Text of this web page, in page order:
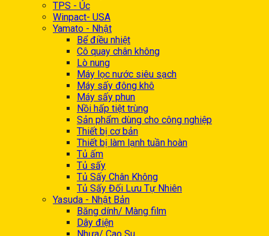
TPS - Úc
Winpact- USA
Yamato - Nhật
Bể điều nhiệt
Cô quay chân không
Lò nung
Máy lọc nước siêu sạch
Máy sấy đông khô
Máy sấy phun
Nồi hấp tiệt trùng
Sản phẩm dùng cho công nghiệp
Thiết bị cơ bản
Thiết bị làm lạnh tuần hoàn
Tủ ấm
Tủ sấy
Tủ Sấy Chân Không
Tủ Sấy Đối Lưu Tự Nhiên
Yasuda - Nhật Bản
Băng dính/ Màng film
Dây điện